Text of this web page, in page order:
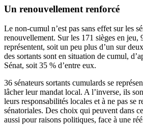
Un renouvellement renforcé
Le non-cumul n’est pas sans effet sur les
renouvellement. Sur les 171 sièges en jeu,
représentent, soit un peu plus d’un sur
des sortants sont en situation de cumul,
Sénat, soit 35 % d’entre eux.
36 sénateurs sortants cumulards se
lâcher leur mandat local. A l’inverse, ils
leurs responsabilités locales et à ne pas se
sénatoriales. Des choix qui peuvent dans
aussi pour raisons politiques, face à une